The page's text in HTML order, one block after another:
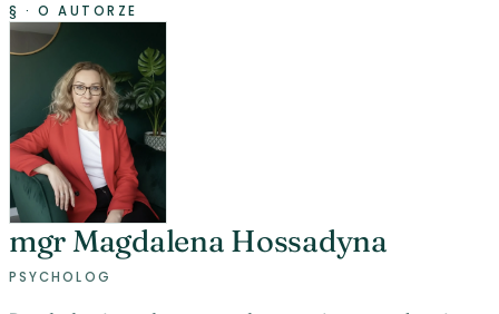
§ · O AUTORZE
mgr Magdalena Hossadyna
PSYCHOLOG